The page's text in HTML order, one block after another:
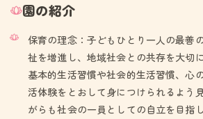
園の紹介
保育の理念：子どもひとり一人の最善
祉を増進し、地域社会との共存を大切
基本的生活習慣や社会的生活習慣、心
活体験をとおして身につけられるよう
がらも社会の一員としての自立を目指